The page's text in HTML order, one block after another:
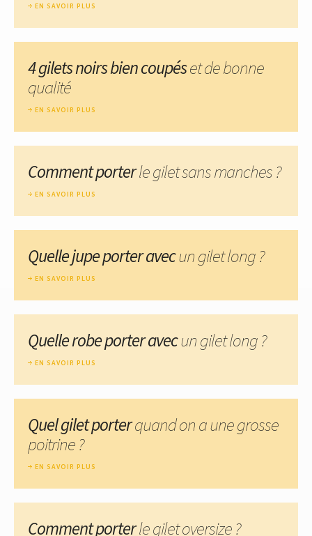
EN SAVOIR PLUS
4 gilets noirs bien coupéset de bonne
qualité
EN SAVOIR PLUS
Comment porterle gilet sans manches ?
EN SAVOIR PLUS
Quelle jupe porter avecun gilet long ?
EN SAVOIR PLUS
Quelle robe porter avecun gilet long ?
EN SAVOIR PLUS
Quel gilet porterquand on a une grosse
poitrine ?
EN SAVOIR PLUS
Comment porterle gilet oversize ?